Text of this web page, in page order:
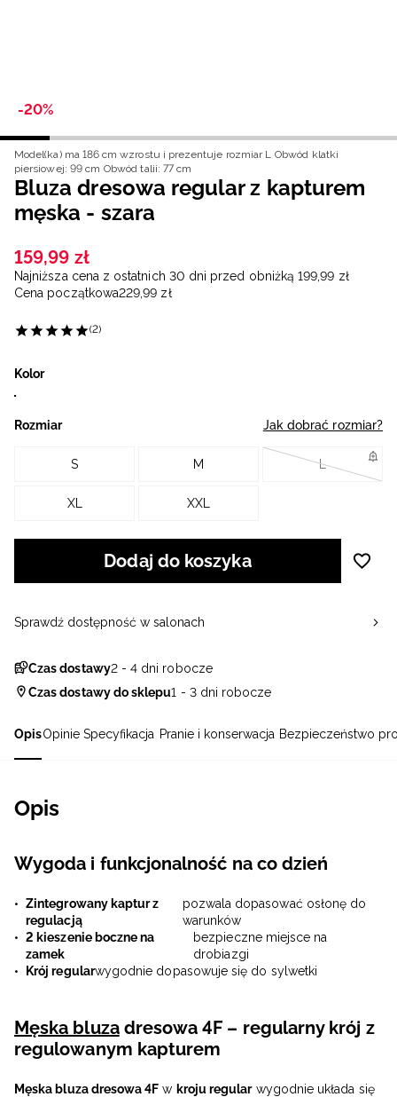
-20%
Model(ka) ma 186 cm wzrostu i prezentuje rozmiar L Obwód klatki
piersiowej: 99 cm Obwód talii: 77 cm
OpisOpinie Specyfikacja Pranie i konserwacja Bezpieczeństwo
Opis
Wygoda i funkcjonalność na co dzień
Zintegrowany kaptur z
regulacją
pozwala dopasować osłonę do
warunków
2 kieszenie boczne na
zamek
bezpieczne miejsce na
drobiazgi
Krój regularwygodnie dopasowuje się do sylwetki
Męska bluzadresowa 4F – regularny krój z
regulowanym kapturem
Męska bluza dresowa 4F w kroju regularwygodnie układa się
Bluza dresowa regular z kapturem
męska - szara
159,99 zł
Najniższa cena z ostatnich 30 dni przed obniżką 199,99 zł
Cena początkowa229,99 zł
(2)
Kolor
Rozmiar Jak dobrać rozmiar?
S M L
XL XXL
Dodaj do koszyka
Czas dostawy2 - 4 dni robocze
Czas dostawy do sklepu1 - 3 dni robocze
Sprawdź dostępność w salonach